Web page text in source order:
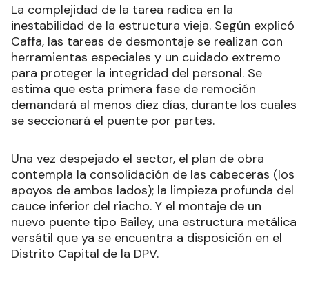
La complejidad de la tarea radica en la
inestabilidad de la estructura vieja. Según explicó
Caffa, las tareas de desmontaje se realizan con
herramientas especiales y un cuidado extremo
para proteger la integridad del personal. Se
estima que esta primera fase de remoción
demandará al menos diez días, durante los cuales
se seccionará el puente por partes.
Una vez despejado el sector, el plan de obra
contempla la consolidación de las cabeceras (los
apoyos de ambos lados); la limpieza profunda del
cauce inferior del riacho. Y el montaje de un
nuevo puente tipo Bailey, una estructura metálica
versátil que ya se encuentra a disposición en el
Distrito Capital de la DPV.